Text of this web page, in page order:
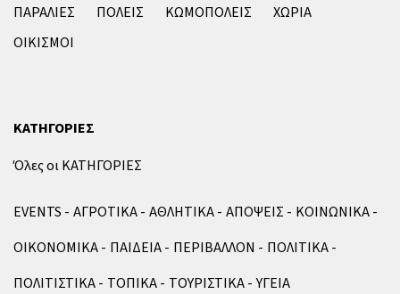
ΠΑΡΑΛΙΕΣ
ΠΟΛΕΙΣ ΚΩΜΟΠΟΛΕΙΣ
ΧΩΡΙΑ
ΟΙΚΙΣΜΟΙ
ΚΑΤΗΓΟΡΙΕΣ
Όλες οι ΚΑΤΗΓΟΡΙΕΣ
EVENTS ΑΓΡΟΤΙΚΑ ΑΘΛΗΤΙΚΑ ΑΠΟΨΕΙΣ
ΚΟΙΝΩΝΙΚΑ
ΟΙΚΟΝΟΜΙΚΑ
ΠΑΙΔΕΙΑ ΠΕΡΙΒΑΛΛΟΝ
ΠΟΛΙΤΙΚΑ
ΠΟΛΙΤΙΣΤΙΚΑ
ΤΟΠΙΚΑ ΤΟΥΡΙΣΤΙΚΑ ΥΓΕΙΑ